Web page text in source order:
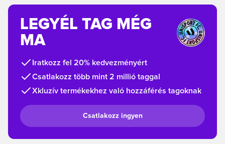
LEGYÉL TAG MÉG
MA
Iratkozz fel 20% kedvezményért
Csatlakozz több mint 2 millió taggal
Xkluzív termékekhez való hozzáférés tagoknak
Csatlakozz ingyen